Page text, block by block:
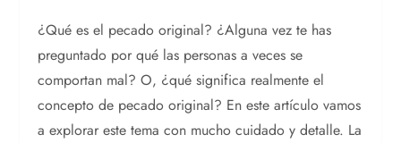
¿Qué es el pecado original? ¿Alguna vez te has
preguntado por qué las personas a veces se
comportan mal? O, ¿qué significa realmente el
concepto de pecado original? En este artículo vamos
a explorar este tema con mucho cuidado y detalle. La